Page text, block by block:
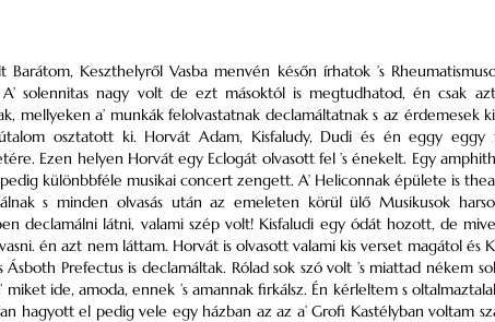
Barátom, Keszthelyről Vasba menvén későn írhatok ’s
solennitas nagy volt de ezt másoktól is megtudhatod, én csak
mellyeken a’ munkák felolvastatnak declamáltatnak s az érdemesek
osztatott ki. Horvát Adam, Kisfaludy, Dudi és én eggy
Ezen helyen Horvát egy Eclogát olvasott fel ’s énekelt. Egy
különbbféle musikai concert zengett. A’ Heliconnak épülete is
s minden olvasás után az emeleten körül ülő Musikusok
declamálni látni, valami szép volt! Kisfaludi egy ódát hozott, de
én azt nem láttam. Horvát is olvasott valami kis verset magátol
Ásboth Prefectus is declamáltak. Rólad sok szó volt ’s miattad nékem
miket ide, amoda, ennek ’s amannak firkálsz. Én kérleltem s
hagyott el pedig vele egy házban az az a’ Grofi Kastélyban voltam